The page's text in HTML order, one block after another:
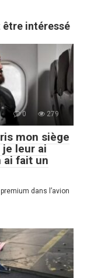
être intéressé
0 279
mon siège
je leur ai
ai fait un
dans l’avion